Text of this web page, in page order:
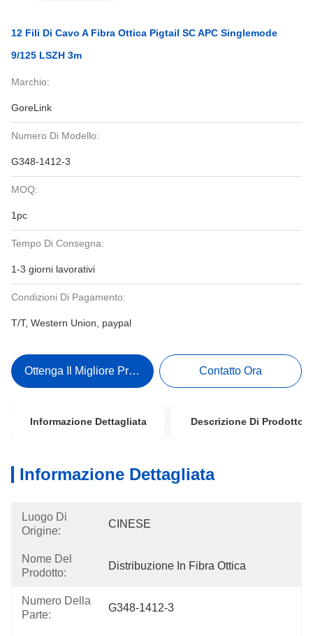
12 Fili Di Cavo A Fibra Ottica Pigtail SC APC Singlemode
9/125 LSZH 3m
Marchio:
GoreLink
Numero Di Modello:
G348-1412-3
MOQ:
1pc
Tempo Di Consegna:
1-3 giorni lavorativi
Condizioni Di Pagamento:
T/T, Western Union, paypal
Ottenga Il Migliore Prezzo Contatto Ora
Informazione Dettagliata Descrizione Di Prodotto
Informazione Dettagliata
Luogo Di
Origine:
CINESE
Nome Del
Prodotto:
Distribuzione In Fibra Ottica
Numero Della
Parte:
G348-1412-3